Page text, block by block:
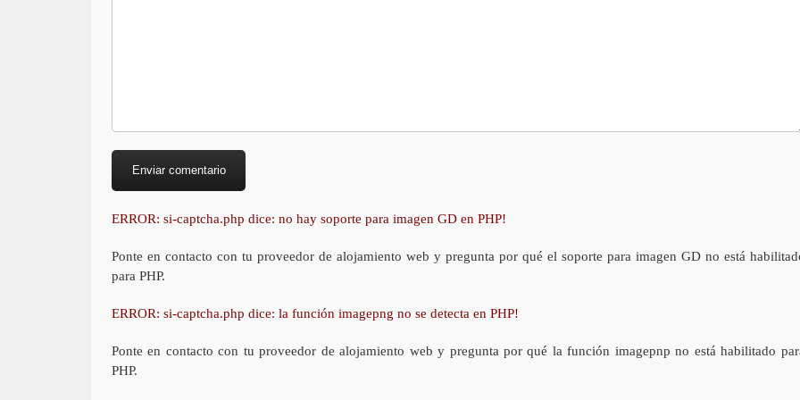
ERROR: si-captcha.php dice: no hay soporte para imagen GD en PHP!
Ponte en contacto con tu proveedor de alojamiento web y pregunta por qué el soporte para imagen GD no está
para PHP.
ERROR: si-captcha.php dice: la función imagepng no se detecta en PHP!
Ponte en contacto con tu proveedor de alojamiento web y pregunta por qué la función imagepnp no está habilitado
PHP.